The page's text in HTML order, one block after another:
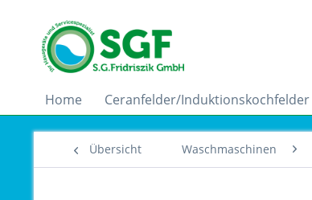
Home Ceranfelder/Induktionskochfelder
Übersicht Waschmaschinen